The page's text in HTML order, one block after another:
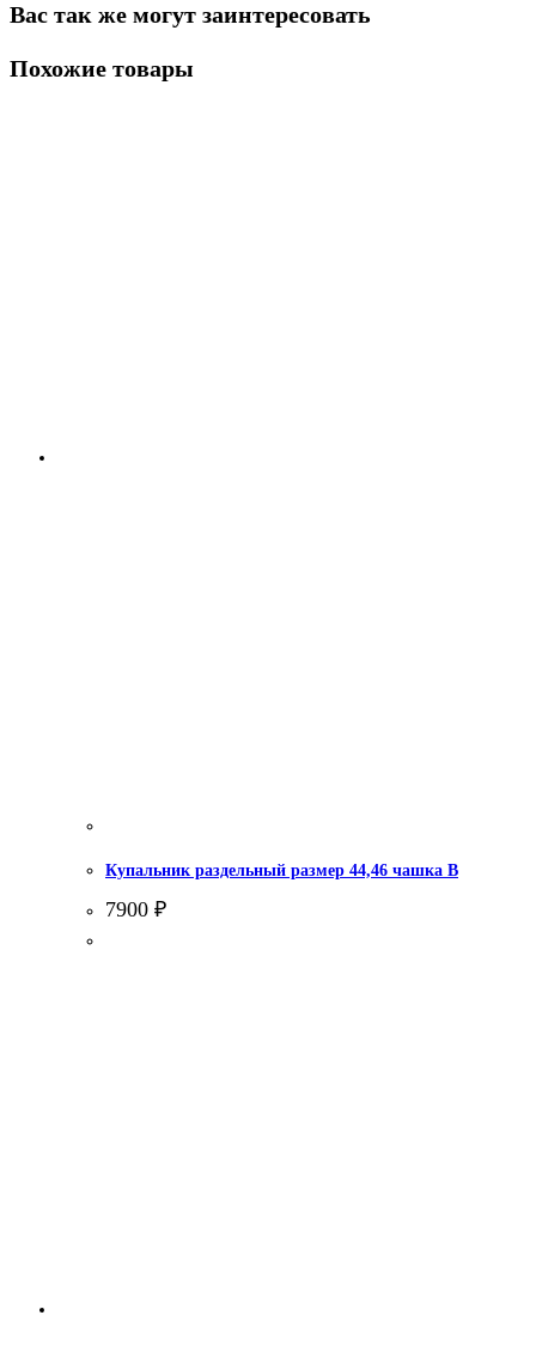
Вас так же могут заинтересовать
Похожие товары
Купальник раздельный размер 44,46 чашка В
7900 ₽